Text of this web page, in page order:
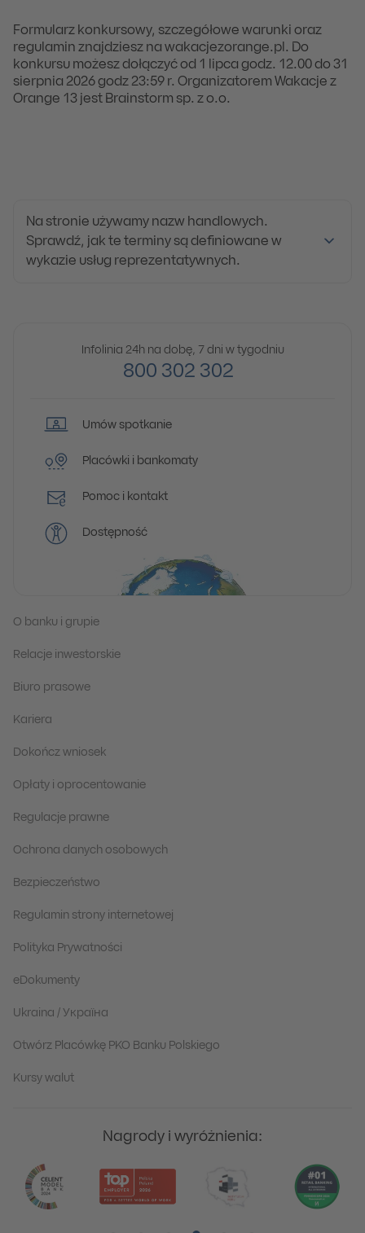
2 Wypełnij dane doładowania
Podaj operatora, numer telefonu i kwotę, zapoznaj
Formularz konkursowy, szczegółowe warunki oraz
regulamin znajdziesz na wakacjezorange.pl. Do
konkursu możesz dołączyć od 1 lipca godz. 12.00 do 31
sierpnia 2026 godz 23:59 r. Organizatorem Wakacje z
Orange 13 jest Brainstorm sp. z o.o.
Na stronie używamy nazw handlowych.
Sprawdź, jak te terminy są definiowane w
wykazie usług reprezentatywnych.
Infolinia 24h na dobę, 7 dni w tygodniu
800 302 302
Umów spotkanie
Placówki i bankomaty
Pomoc i kontakt
Dostępność
O banku i grupie
Relacje inwestorskie
Biuro prasowe
Kariera
Dokończ wniosek
Opłaty i oprocentowanie
Regulacje prawne
Ochrona danych osobowych
Bezpieczeństwo
Regulamin strony internetowej
Polityka Prywatności
eDokumenty
Ukraina / Україна
Otwórz Placówkę PKO Banku Polskiego
Kursy walut
Nagrody i wyróżnienia: